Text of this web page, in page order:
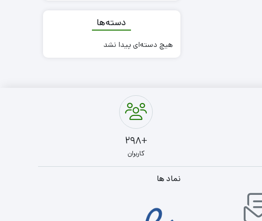
دسته‌ها
هیچ دسته‌ای پیدا نشد
+298
کاربران
نماد ها